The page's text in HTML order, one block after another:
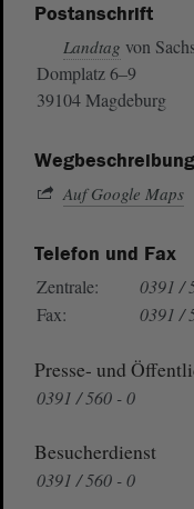
Postanschrift
Landtag von
Domplatz 6–9
39104 Magdeburg
Wegbeschreibung
Auf Google Maps
Telefon und Fax
Zentrale:
0391 /
Fax:
0391 /
Presse- und
0391 / 560 - 0
Besucherdienst
0391 / 560 - 0